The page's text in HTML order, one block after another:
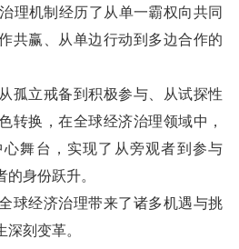
理机制经历了从单一霸权向共同
共赢、从单边行动到多边合作的
孤立戒备到积极参与、从试探性
转换，在全球经济治理领域中，
舞台，实现了从旁观者到参与
身份跃升。
球经济治理带来了诸多机遇与挑
刻变革。